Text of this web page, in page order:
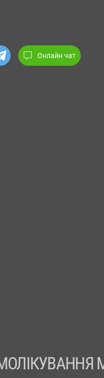
Онлайн чат